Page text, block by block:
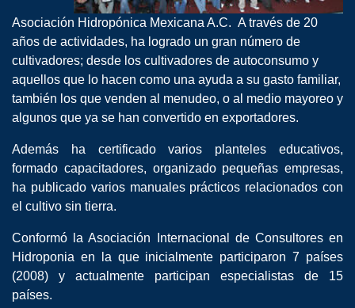
Asociación Hidropónica Mexicana A.C. A través de 20
años de actividades, ha logrado un gran número de
cultivadores; desde los cultivadores de autoconsumo y
aquellos que lo hacen como una ayuda a su gasto familiar,
también los que venden al menudeo, o al medio mayoreo y
algunos que ya se han convertido en exportadores.
Además ha certificado varios planteles educativos,
formado capacitadores, organizado pequeñas empresas,
ha publicado varios manuales prácticos relacionados con
el cultivo sin tierra.
Conformó la Asociación Internacional de Consultores en
Hidroponia en la que inicialmente participaron 7 países
(2008) y actualmente participan especialistas de 15
países.